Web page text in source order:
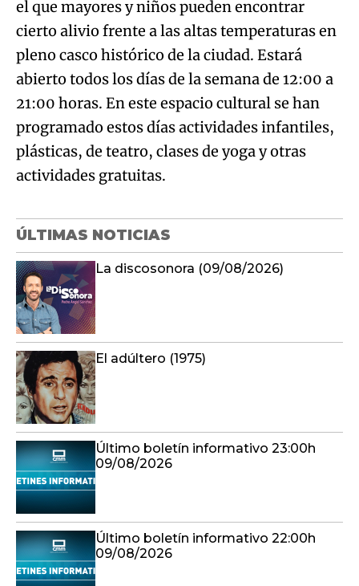
el que mayores y niños pueden encontrar
cierto alivio frente a las altas temperaturas en
pleno casco histórico de la ciudad. Estará
abierto todos los días de la semana de 12:00 a
21:00 horas. En este espacio cultural se han
programado estos días actividades infantiles,
plásticas, de teatro, clases de yoga y otras
actividades gratuitas.
ÚLTIMAS NOTICIAS
La discosonora (09/08/2026)
El adúltero (1975)
Último boletín informativo 23:00h
09/08/2026
Último boletín informativo 22:00h
09/08/2026